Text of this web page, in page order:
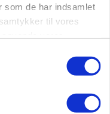
som de har indsamlet
til vores
indbakken
Tilmeld
accepterer du L-